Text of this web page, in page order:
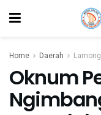
Home Daerah
Oknum